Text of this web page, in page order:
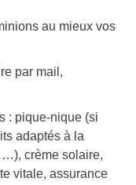
au mieux vos
par mail,
: pique-nique (si
adaptés à la
…), crème solaire,
vitale, assurance